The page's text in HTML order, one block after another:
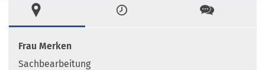
Zeiten Kontakt
Frau Merken
Sachbearbeitung